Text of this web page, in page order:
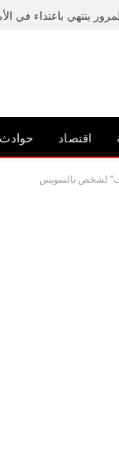
ينتهي باعتداء في
اقتصاد حوادث
لشخص بالسويس